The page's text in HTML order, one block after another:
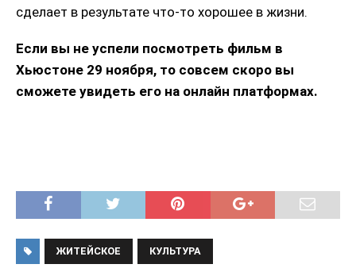
сделает в результате что-то хорошее в жизни.
Если вы не успели посмотреть фильм в
Хьюстоне 29 ноября, то совсем скоро вы
сможете увидеть его на онлайн платформах.
ЖИТЕЙСКОЕ КУЛЬТУРА